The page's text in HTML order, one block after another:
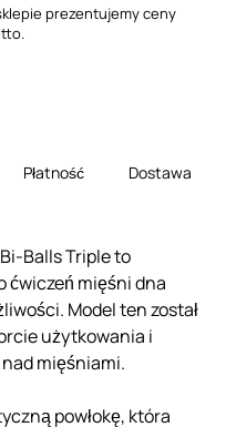
prezentujemy ceny
Płatność Dostawa
Balls Triple to
ćwiczeń mięśni dna
Model ten został
użytkowania i
mięśniami.
powłokę, która